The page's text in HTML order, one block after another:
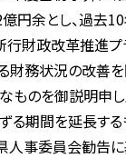
余とし、過去
行財政改革推
務状況の改善を
ものを御説明申し
期間を延長する
事委員会勧告